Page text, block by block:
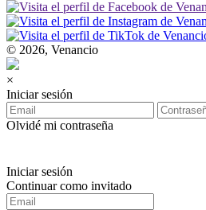
© 2026, Venancio
×
Iniciar sesión
Olvidé mi contraseña
Iniciar sesión
Continuar como invitado